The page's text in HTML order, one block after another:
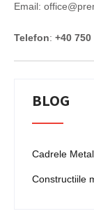
Email:
Telefon: +40 750
BLOG
Cadrele
Constructiile